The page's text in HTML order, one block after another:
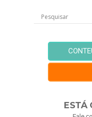
ESTÁ